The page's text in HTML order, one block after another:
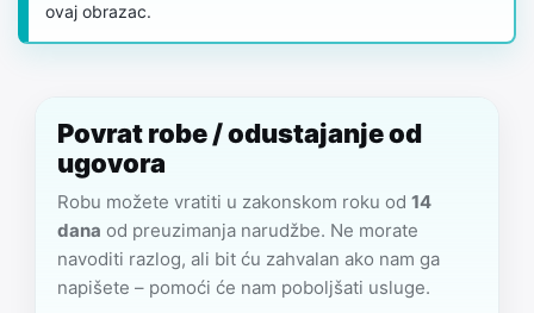
ovaj obrazac.
Povrat robe / odustajanje od
ugovora
Robu možete vratiti u zakonskom roku od 14
dana od preuzimanja narudžbe. Ne morate
navoditi razlog, ali bit ću zahvalan ako nam ga
napišete – pomoći će nam poboljšati usluge.